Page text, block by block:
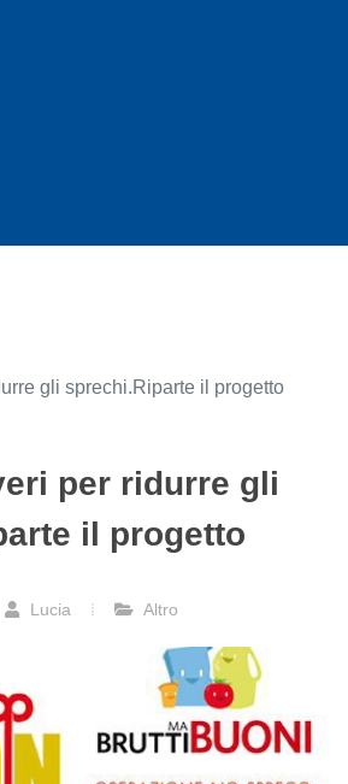
gli sprechi.Riparte il progetto
per ridurre gli
il progetto
Lucia Altro